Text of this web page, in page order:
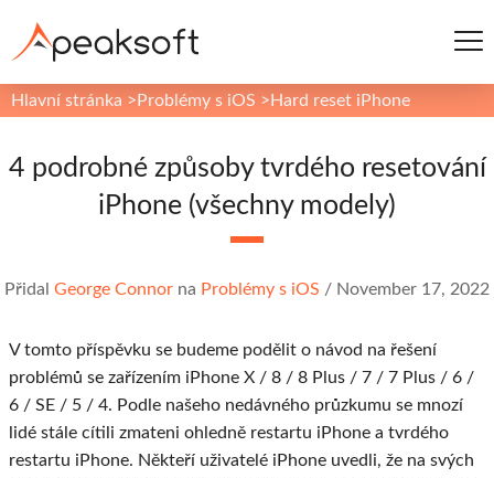
Hlavní stránka > Problémy s iOS > Hard reset iPhone
4 podrobné způsoby tvrdého resetování
iPhone (všechny modely)
Přidal George Connor na Problémy s iOS / November 17, 2022
V tomto příspěvku se budeme podělit o návod na řešení
problémů se zařízením iPhone X / 8 / 8 Plus / 7 / 7 Plus / 6 /
6 / SE / 5 / 4. Podle našeho nedávného průzkumu se mnozí
lidé stále cítili zmateni ohledně restartu iPhone a tvrdého
restartu iPhone. Někteří uživatelé iPhone uvedli, že na svých